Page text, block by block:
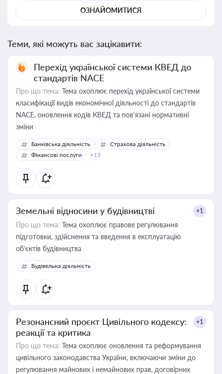
ОЗНАЙОМИТИСЯ
Теми, які можуть вас зацікавити:
Перехід української системи КВЕД до
стандартів NACE
Про що тема: Тема охоплює перехід української системи
класифікації видів економічної діяльності до стандартів
NACE, оновлення кодів КВЕД та пов'язані нормативні
зміни
Банківська діяльність
Страхова діяльність
Фінансові послуги
+13
Земельні відносини у будівництві +1
Про що тема: Тема охоплює правове регулювання
підготовки, здійснення та введення в експлуатацію
об’єктів будівництва
Будівельна діяльність
Резонансний проєкт Цивільного кодексу:
реакції та критика
+1
Про що тема: Тема охоплює оновлення та реформування
цивільного законодавства України, включаючи зміни до
регулювання майнових і немайнових прав, договірних